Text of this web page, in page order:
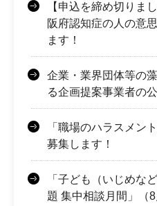
【申込を締め切りま
阪府認知症の人の意
ます！
企業・業界団体等の
る企画提案事業者の
「職場のハラスメン
募集します！
「子ども（いじめな
題 集中相談月間」（